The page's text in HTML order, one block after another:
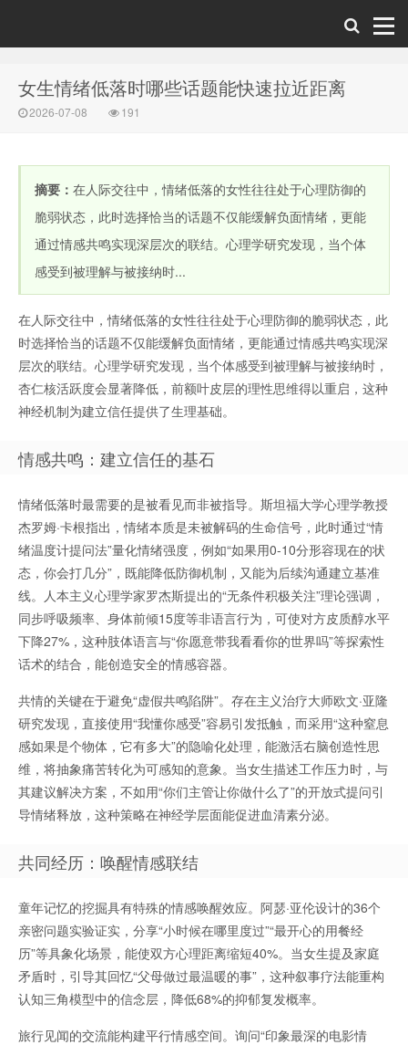
女生情绪低落时哪些话题能快速拉近距离
2026-07-08 191
摘要： 在人际交往中，情绪低落的女性往往处于心理防御的
脆弱状态，此时选择恰当的话题不仅能缓解负面情绪，更能
通过情感共鸣实现深层次的联结。心理学研究发现，当个体
感受到被理解与被接纳时...
在人际交往中，情绪低落的女性往往处于心理防御的脆弱状态，此
时选择恰当的话题不仅能缓解负面情绪，更能通过情感共鸣实现深
层次的联结。心理学研究发现，当个体感受到被理解与被接纳时，
杏仁核活跃度会显著降低，前额叶皮层的理性思维得以重启，这种
神经机制为建立信任提供了生理基础。
情感共鸣：建立信任的基石
情绪低落时最需要的是被看见而非被指导。斯坦福大学心理学教授
杰罗姆·卡根指出，情绪本质是未被解码的生命信号，此时通过“情
绪温度计提问法”量化情绪强度，例如“如果用0-10分形容现在的状
态，你会打几分”，既能降低防御机制，又能为后续沟通建立基准
线。人本主义心理学家罗杰斯提出的“无条件积极关注”理论强调，
同步呼吸频率、身体前倾15度等非语言行为，可使对方皮质醇水平
下降27%，这种肢体语言与“你愿意带我看看你的世界吗”等探索性
话术的结合，能创造安全的情感容器。
共情的关键在于避免“虚假共鸣陷阱”。存在主义治疗大师欧文·亚隆
研究发现，直接使用“我懂你感受”容易引发抵触，而采用“这种窒息
感如果是个物体，它有多大”的隐喻化处理，能激活右脑创造性思
维，将抽象痛苦转化为可感知的意象。当女生描述工作压力时，与
其建议解决方案，不如用“你们主管让你做什么了”的开放式提问引
导情绪释放，这种策略在神经学层面能促进血清素分泌。
共同经历：唤醒情感联结
童年记忆的挖掘具有特殊的情感唤醒效应。阿瑟·亚伦设计的36个
亲密问题实验证实，分享“小时候在哪里度过”“最开心的用餐经
历”等具象化场景，能使双方心理距离缩短40%。当女生提及家庭
矛盾时，引导其回忆“父母做过最温暖的事”，这种叙事疗法能重构
认知三角模型中的信念层，降低68%的抑郁复发概率。
旅行见闻的交流能构建平行情感空间。询问“印象最深的电影情